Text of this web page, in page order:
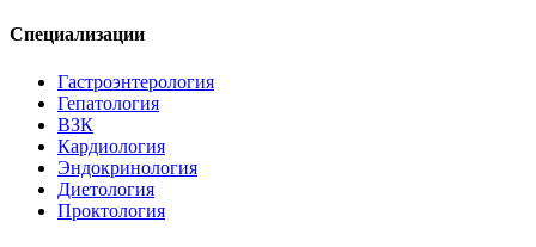
Специализации
Гастроэнтерология
Гепатология
ВЗК
Кардиология
Эндокринология
Диетология
Проктология